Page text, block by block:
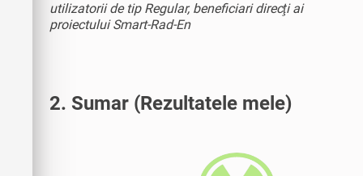
utilizatorii de tip Regular, beneficiari direcţi ai
proiectului Smart-Rad-En
2. Sumar (Rezultatele mele)